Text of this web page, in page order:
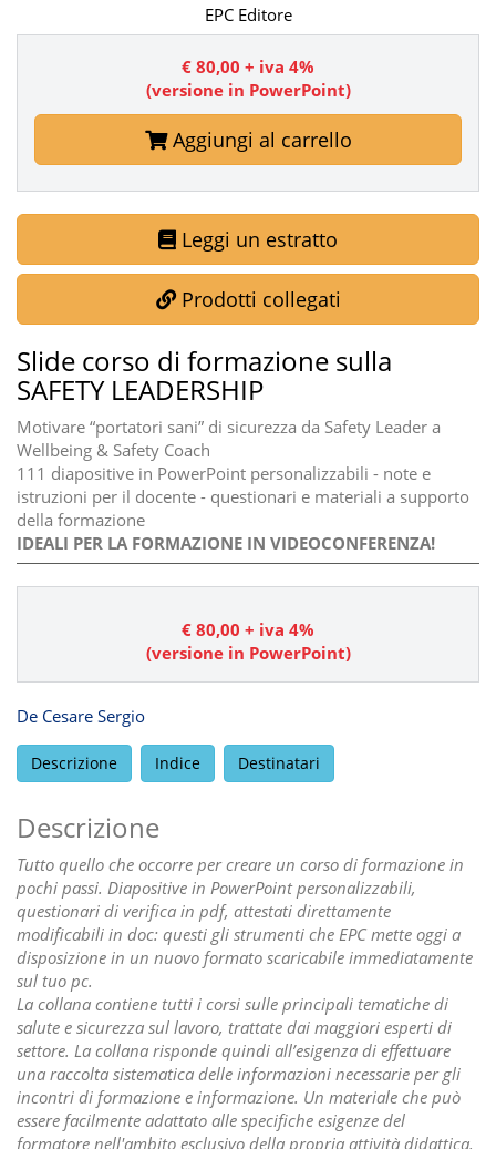
EPC Editore
€ 80,00 + iva 4%
(versione in PowerPoint)
Aggiungi al carrello
Leggi un estratto
Prodotti collegati
Slide corso di formazione sulla
SAFETY LEADERSHIP
Motivare “portatori sani” di sicurezza da Safety Leader a
Wellbeing & Safety Coach
111 diapositive in PowerPoint personalizzabili - note e
istruzioni per il docente - questionari e materiali a supporto
della formazione
IDEALI PER LA FORMAZIONE IN VIDEOCONFERENZA!
€ 80,00 + iva 4%
(versione in PowerPoint)
De Cesare Sergio
Descrizione Indice Destinatari
Descrizione
Tutto quello che occorre per creare un corso di formazione in
pochi passi. Diapositive in PowerPoint personalizzabili,
questionari di verifica in pdf, attestati direttamente
modificabili in doc: questi gli strumenti che EPC mette oggi a
disposizione in un nuovo formato scaricabile immediatamente
sul tuo pc.
La collana contiene tutti i corsi sulle principali tematiche di
salute e sicurezza sul lavoro, trattate dai maggiori esperti di
settore. La collana risponde quindi all’esigenza di effettuare
una raccolta sistematica delle informazioni necessarie per gli
incontri di formazione e informazione. Un materiale che può
essere facilmente adattato alle specifiche esigenze del
formatore nell'ambito esclusivo della propria attività didattica.